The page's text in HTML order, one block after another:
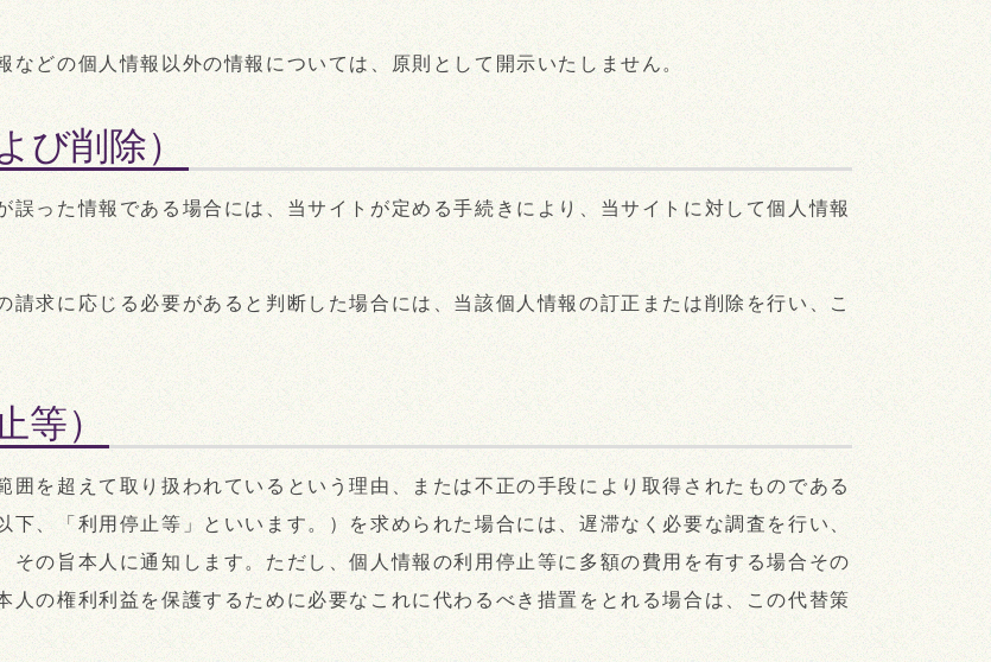
どの個人情報以外の情報については、原則として開示いたしません。
び削除）
った情報である場合には、当サイトが定める手続きにより、当サイトに対して個人情報
求に応じる必要があると判断した場合には、当該個人情報の訂正または削除を行い、こ
等）
を超えて取り扱われているという理由、または不正の手段により取得されたものである
、「利用停止等」といいます。）を求められた場合には、遅滞なく必要な調査を行い、
その旨本人に通知します。ただし、個人情報の利用停止等に多額の費用を有する場合その
の権利利益を保護するために必要なこれに代わるべき措置をとれる場合は、この代替策